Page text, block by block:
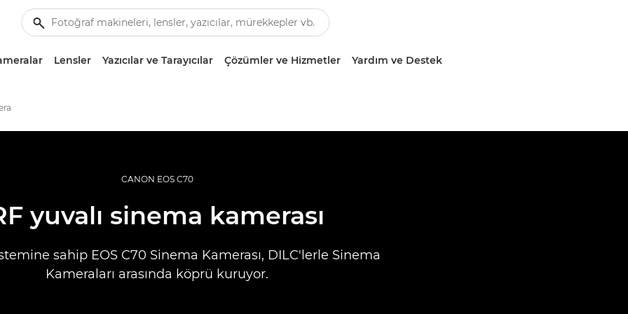
Lensler Yazıcılar ve Tarayıcılar Çözümler ve Hizmetler Yardım ve Destek
CANON EOS C70
yuvalı sinema kamerası
sahip EOS C70 Sinema Kamerası, DILC'lerle Sinema
Kameraları arasında köprü kuruyor.